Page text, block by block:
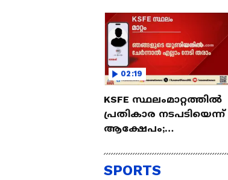
02:19
KSFE സ്ഥലംമാറ്റത്തിൽ
പ്രതികാര നടപടിയെന്ന്
ആക്ഷേപം;
നേതാവിൻ്റെ ഓഡിയോ
പുറത്ത് | Congress
SPORTS